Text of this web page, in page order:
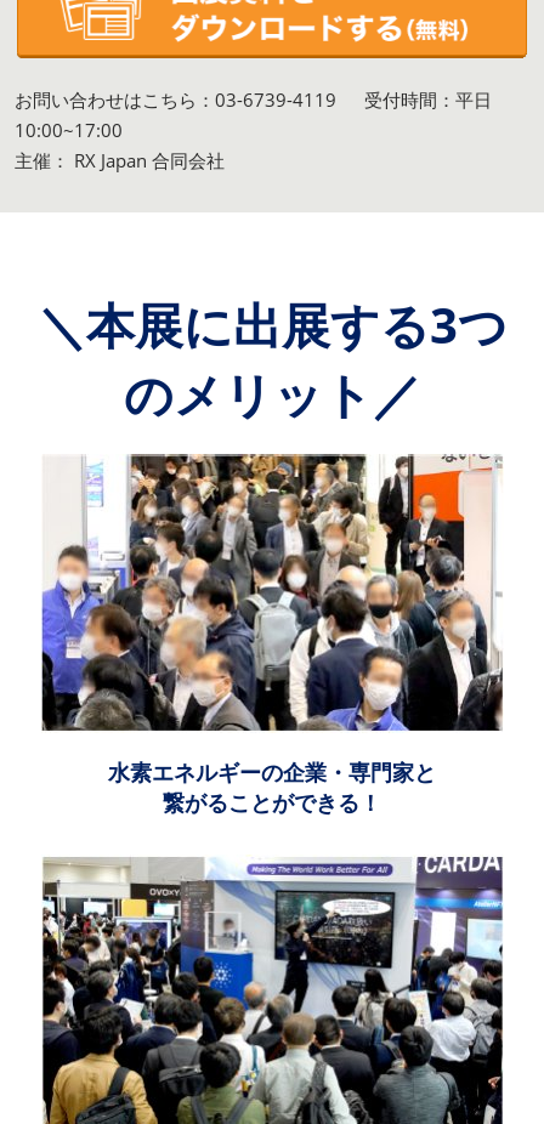
お問い合わせはこちら：03-6739-4119 受付時間：平日
10:00~17:00
主催： RX Japan 合同会社
＼本展に出展する3つ
のメリット／
水素エネルギーの企業・専門家と
繋がることができる！